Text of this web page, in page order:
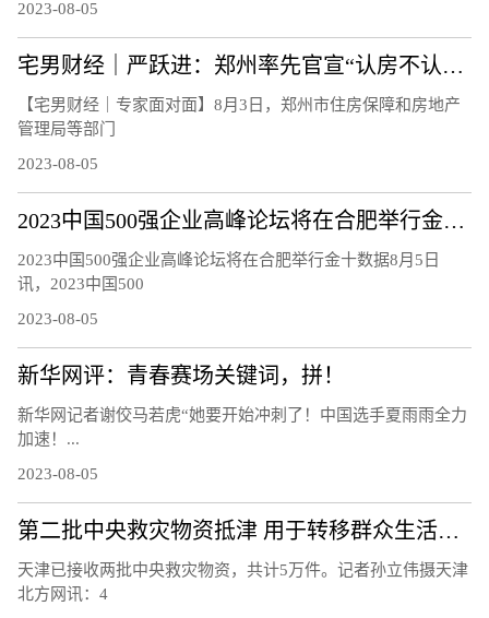
2023-08-05
宅男财经｜严跃进：郑州率先官宣“认房不认贷”，影响多大？
【宅男财经｜专家面对面】8月3日，郑州市住房保障和房地产
管理局等部门
2023-08-05
2023中国500强企业高峰论坛将在合肥举行金十数据8月5日讯，2023中国500强企业高峰论坛新闻发布会，中国企联将连续第22年发布“中国企业500强”，深入研究大企业发展趋势和相关政策
2023中国500强企业高峰论坛将在合肥举行金十数据8月5日
讯，2023中国500
2023-08-05
新华网评：青春赛场关键词，拼！
新华网记者谢佼马若虎“她要开始冲刺了！中国选手夏雨雨全力
加速！...
2023-08-05
第二批中央救灾物资抵津 用于转移群众生活安置
天津已接收两批中央救灾物资，共计5万件。记者孙立伟摄天津
北方网讯：4